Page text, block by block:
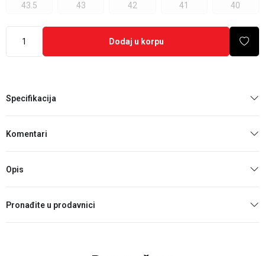
43.5 43 42 41 40
Dodaj u korpu
Specifikacija
Komentari
Opis
Pronađite u prodavnici